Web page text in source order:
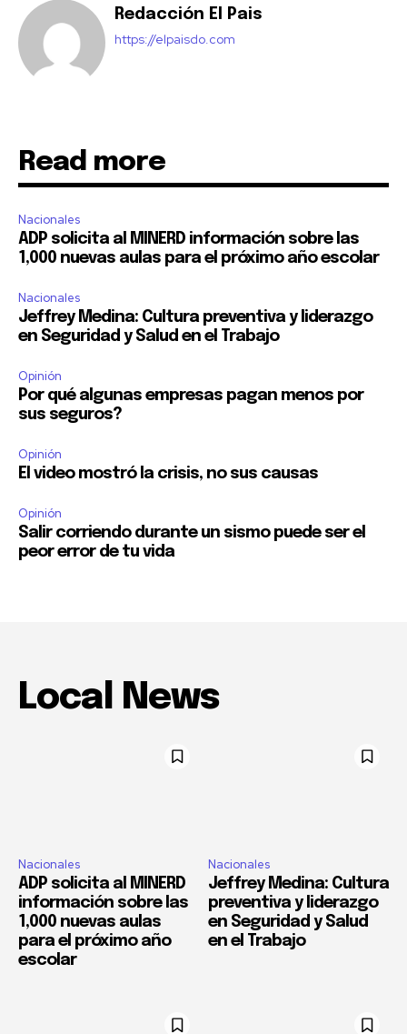
Redacción El Pais
https://elpaisdo.com
Read more
Nacionales
ADP solicita al MINERD información sobre las
1,000 nuevas aulas para el próximo año escolar
Nacionales
Jeffrey Medina: Cultura preventiva y liderazgo
en Seguridad y Salud en el Trabajo
Opinión
Por qué algunas empresas pagan menos por
sus seguros?
Opinión
El video mostró la crisis, no sus causas
Opinión
Salir corriendo durante un sismo puede ser el
peor error de tu vida
Local News
Nacionales
ADP solicita al MINERD
información sobre las
1,000 nuevas aulas
para el próximo año
escolar
Nacionales
Jeffrey Medina: Cultura
preventiva y liderazgo
en Seguridad y Salud
en el Trabajo